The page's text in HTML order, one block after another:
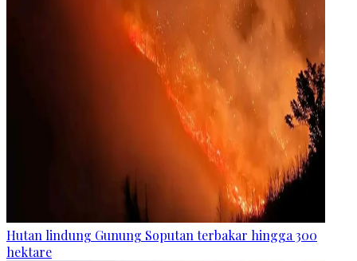
Hutan lindung Gunung Soputan terbakar hingga 300
hektare